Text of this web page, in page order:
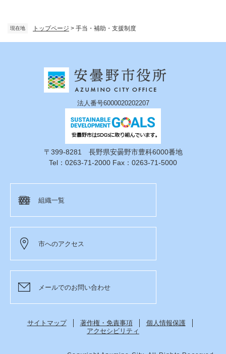
現在地 トップページ > 手当・補助・支援制度
法人番号6000020202207
〒399-8281 長野県安曇野市豊科6000番地
Tel：0263-71-2000 Fax：0263-71-5000
組織一覧
市へのアクセス
メールでのお問い合わせ
サイトマップ 著作権・免責事項
個人情報保護
アクセシビリティ